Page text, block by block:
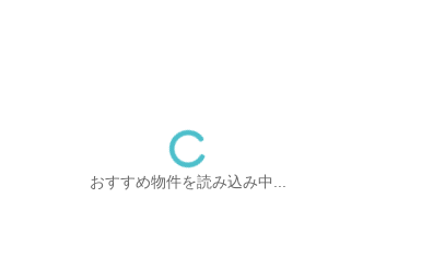
おすすめ物件を読み込み中...